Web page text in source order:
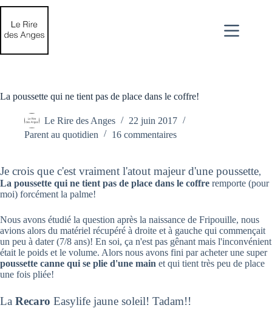
Passer
contenu
La poussette qui ne tient pas de place dans le coffre!
Le Rire des Anges
22 juin 2017
Parent au quotidien
16 commentaires
Je crois que c'est vraiment l'atout majeur d'une poussette,
La poussette qui ne tient pas de place dans le coffre remporte (pour
moi) forcément la palme!
Nous avons étudié la question après la naissance de Fripouille, nous
avions alors du matériel récupéré à droite et à gauche qui commençait
un peu à dater (7/8 ans)! En soi, ça n'est pas gênant mais l'inconvénient
était le poids et le volume. Alors nous avons fini par acheter une super
poussette canne qui se plie d'une main et qui tient très peu de place
une fois pliée!
La Recaro Easylife jaune soleil! Tadam!!